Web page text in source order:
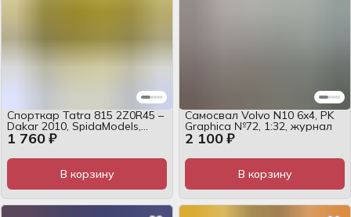
1 760 ₽
Спорткар Tatra 815 2Z0R45 –
Dakar 2010, SpidaModels,
1:32, журнал
В корзину
2 100 ₽
Самосвал Volvo N10 6x4, PK
Graphica №72, 1:32, журнал
В корзину